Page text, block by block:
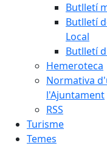
Butlletí
Butlletí
Local
Butlletí
Hemeroteca
Normativa
l'Ajuntament
RSS
Turisme
Temes